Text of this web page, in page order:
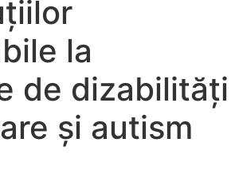
la
de dizabilități
și autism